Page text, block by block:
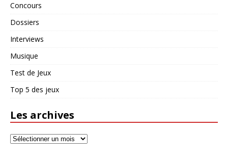
Concours
Dossiers
Interviews
Musique
Test de Jeux
Top 5 des jeux
Les archives